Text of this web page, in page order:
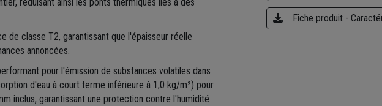
de classe T2, garantissant que l'épaisseur réelle
annoncées.
pour l'émission de substances volatiles dans
d'eau à court terme inférieure à 1,0 kg/m²) pour
inclus, garantissant une protection contre l'humidité
Fiche produit -